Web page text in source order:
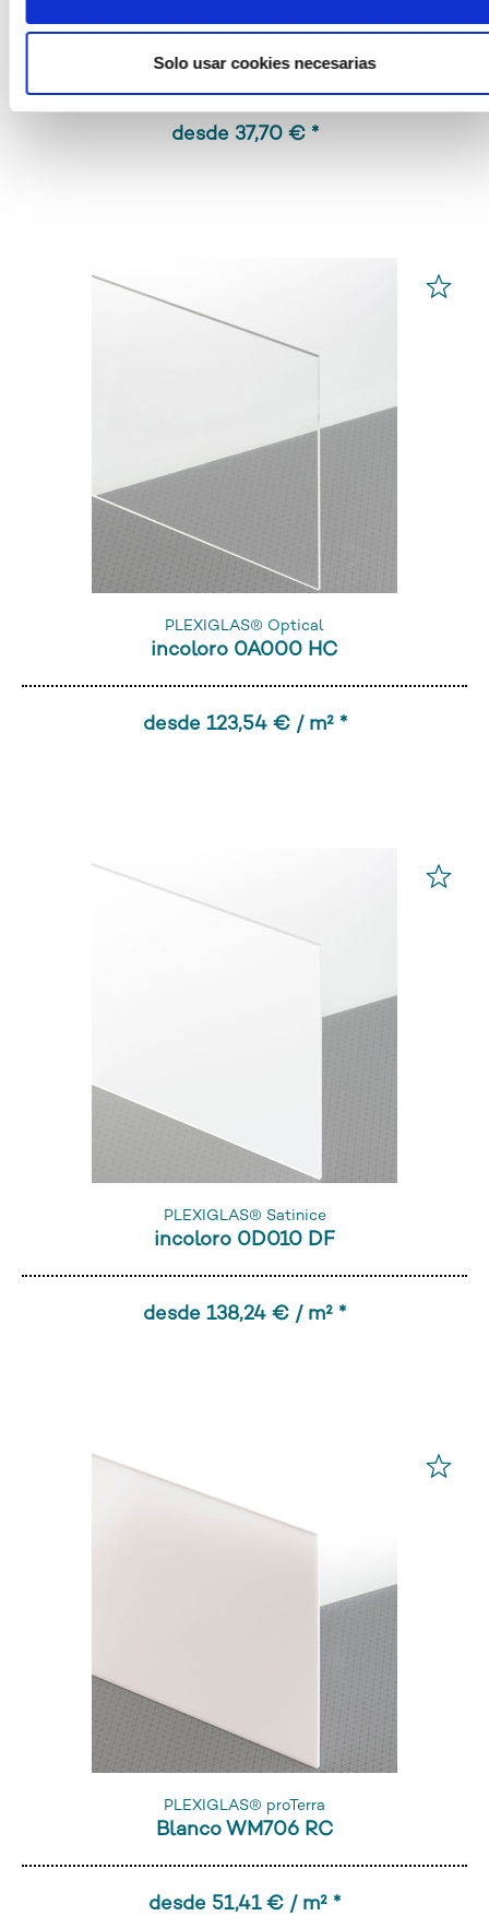
Solo usar cookies necesarias
Láminas de PLEXIGLAS®
Blanco 99532
desde 37,70 € *
PLEXIGLAS® Optical
incoloro 0A000 HC
desde 123,54 € / m² *
PLEXIGLAS® Satinice
incoloro 0D010 DF
desde 138,24 € / m² *
PLEXIGLAS® proTerra
Blanco WM706 RC
desde 51,41 € / m² *